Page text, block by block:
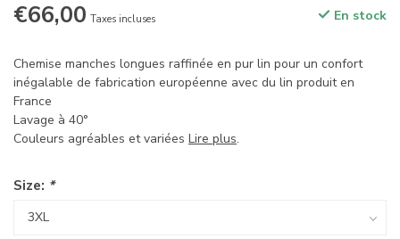
€66,00 Taxes incluses En stock
Chemise manches longues raffinée en pur lin pour un confort
inégalable de fabrication européenne avec du lin produit en
France
Lavage à 40°
Couleurs agréables et variées Lire plus.
Size: *